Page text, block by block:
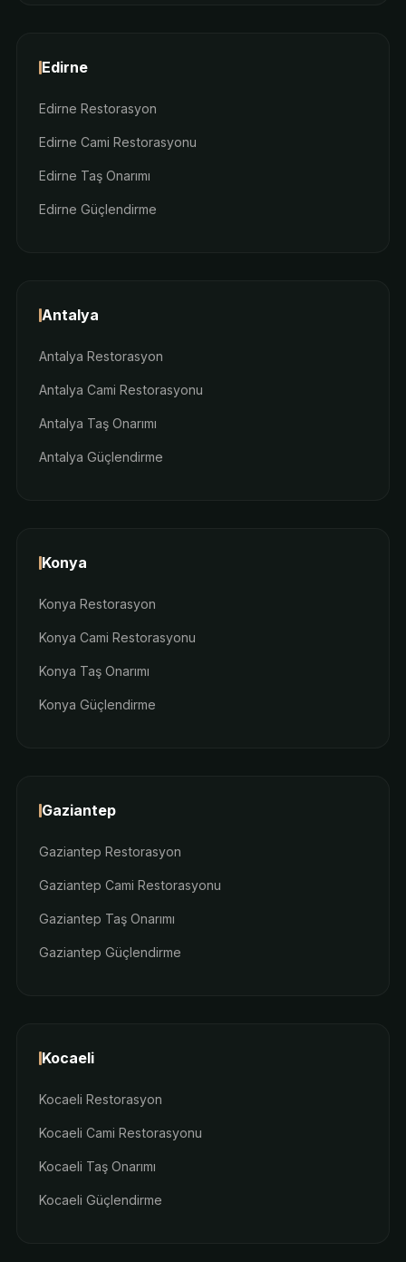
Edirne
Edirne Restorasyon
Edirne Cami Restorasyonu
Edirne Taş Onarımı
Edirne Güçlendirme
Antalya
Antalya Restorasyon
Antalya Cami Restorasyonu
Antalya Taş Onarımı
Antalya Güçlendirme
Konya
Konya Restorasyon
Konya Cami Restorasyonu
Konya Taş Onarımı
Konya Güçlendirme
Gaziantep
Gaziantep Restorasyon
Gaziantep Cami Restorasyonu
Gaziantep Taş Onarımı
Gaziantep Güçlendirme
Kocaeli
Kocaeli Restorasyon
Kocaeli Cami Restorasyonu
Kocaeli Taş Onarımı
Kocaeli Güçlendirme